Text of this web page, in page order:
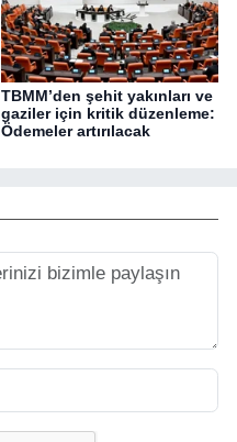
TBMM’den şehit yakınları ve
gaziler için kritik düzenleme:
Ödemeler artırılacak